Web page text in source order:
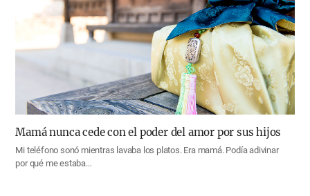
Mamá nunca cede con el poder del amor por sus hijos
Mi teléfono sonó mientras lavaba los platos. Era mamá. Podía adivinar
por qué me estaba…